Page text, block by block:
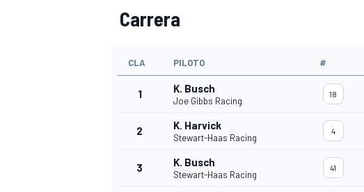
FÓRMULA E
Carrera
CLA PILOTO #
1 K. Busch
Joe Gibbs Racing
18
2 K. Harvick
Stewart-Haas Racing
4
3 K. Busch
Stewart-Haas Racing
41